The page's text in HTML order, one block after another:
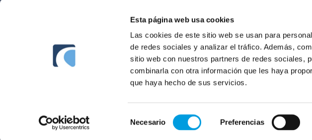
Esta página web usa cookies
Las cookies de este sitio web se usan para
de redes sociales y analizar el tráfico. Además,
sitio web con nuestros partners de redes sociales,
combinarla con otra información que les haya
que haya hecho de sus servicios.
de
Necesario Preferencias
Horari